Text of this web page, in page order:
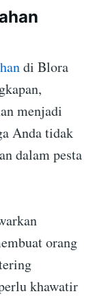
di Blora
menjadi
Anda tidak
dalam pesta
orang
khawatir